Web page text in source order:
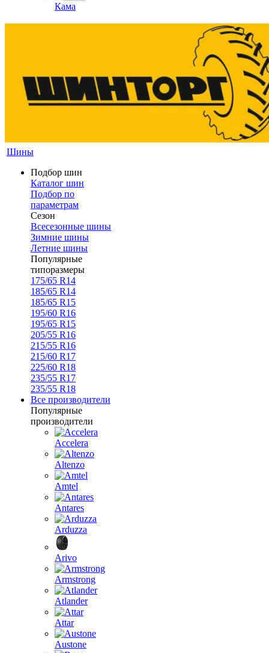
Кама
Шины
Подбор шин
Каталог шин
Подбор по
параметрам
Сезон
Всесезонные шины
Зимние шины
Летние шины
Популярные
типоразмеры
175/65 R14
185/65 R14
185/65 R15
195/60 R16
195/65 R15
205/55 R16
215/55 R16
215/60 R17
225/60 R18
235/55 R17
235/55 R18
Все производители
Популярные
производители
Accelera
Altenzo
Amtel
Antares
Arduzza
Arivo
Armstrong
Atlander
Attar
Austone